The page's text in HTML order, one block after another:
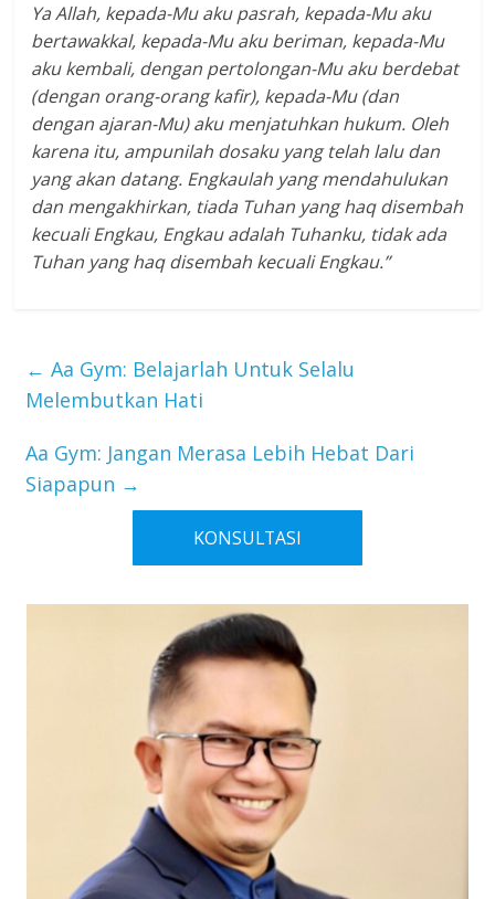
Ya Allah, kepada-Mu aku pasrah, kepada-Mu aku
bertawakkal, kepada-Mu aku beriman, kepada-Mu
aku kembali, dengan pertolongan-Mu aku berdebat
(dengan orang-orang kafir), kepada-Mu (dan
dengan ajaran-Mu) aku menjatuhkan hukum. Oleh
karena itu, ampunilah dosaku yang telah lalu dan
yang akan datang. Engkaulah yang mendahulukan
dan mengakhirkan, tiada Tuhan yang haq disembah
kecuali Engkau, Engkau adalah Tuhanku, tidak ada
Tuhan yang haq disembah kecuali Engkau.”
← Aa Gym: Belajarlah Untuk Selalu
Melembutkan Hati
Aa Gym: Jangan Merasa Lebih Hebat Dari
Siapapun →
KONSULTASI